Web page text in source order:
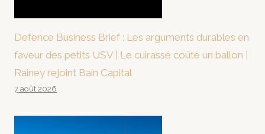
Defence Business Brief : Les arguments durables en
faveur des petits USV | Le cuirassé coûte un ballon |
Rainey rejoint Bain Capital
7 août 2026